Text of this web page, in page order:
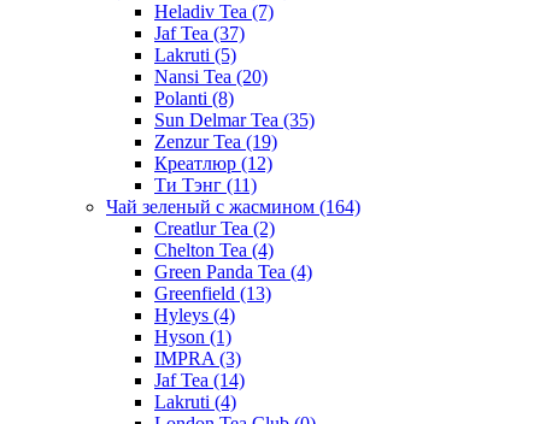
Heladiv Tea (7)
Jaf Tea (37)
Lakruti (5)
Nansi Tea (20)
Polanti (8)
Sun Delmar Tea (35)
Zenzur Tea (19)
Креатлюр (12)
Ти Тэнг (11)
Чай зеленый с жасмином (164)
Creatlur Tea (2)
Chelton Tea (4)
Green Panda Tea (4)
Greenfield (13)
Hyleys (4)
Hyson (1)
IMPRA (3)
Jaf Tea (14)
Lakruti (4)